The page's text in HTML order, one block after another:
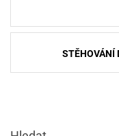
příspěvek
STĚHOVÁNÍ